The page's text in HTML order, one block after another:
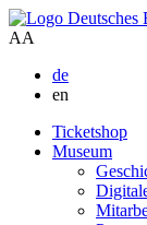
AA
de
en
Ticketshop
Museum